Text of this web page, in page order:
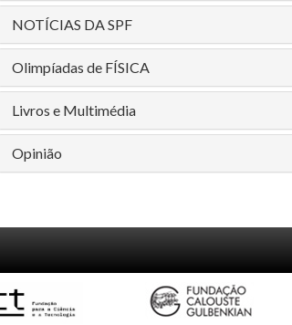
NOTÍCIAS DA SPF
Olimpíadas de FÍSICA
Livros e Multimédia
Opinião